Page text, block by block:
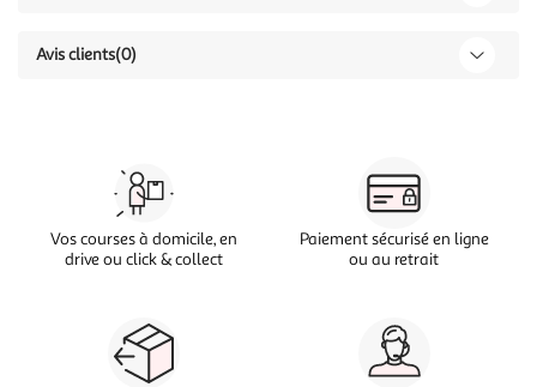
Avis clients(0)
Vos courses à domicile, en
drive ou click & collect
Paiement sécurisé en ligne
ou au retrait